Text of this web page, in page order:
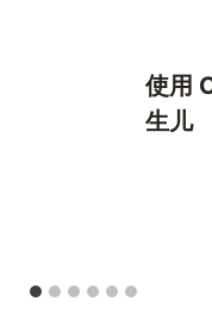
使用
生儿